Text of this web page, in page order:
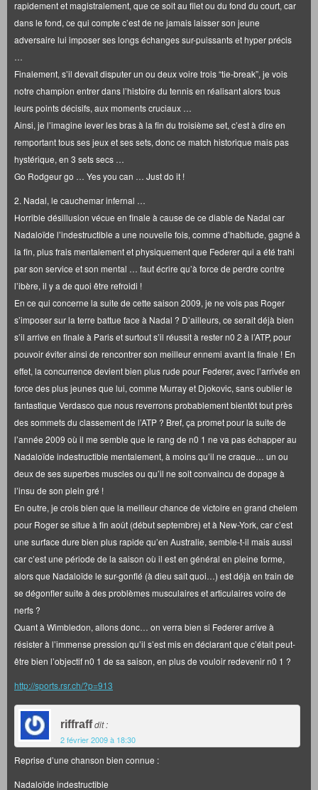
rapidement et magistralement, que ce soit au filet ou du fond du court, car
dans le fond, ce qui compte c’est de ne jamais laisser son jeune
adversaire lui imposer ses longs échanges sur-puissants et hyper précis
…
Finalement, s’il devait disputer un ou deux voire trois “tie-break”, je vois
notre champion entrer dans l’histoire du tennis en réalisant alors tous
leurs points décisifs, aux moments cruciaux …
Ainsi, je l’imagine lever les bras à la fin du troisième set, c’est à dire en
remportant tous ses jeux et ses sets, donc ce match historique mais pas
hystérique, en 3 sets secs …
Go Rodgeur go … Yes you can … Just do it !
2. Nadal, le cauchemar infernal …
Horrible désillusion vécue en finale à cause de ce diable de Nadal car
Nadaloïde l’indestructible a une nouvelle fois, comme d’habitude, gagné à
la fin, plus frais mentalement et physiquement que Federer qui a été trahi
par son service et son mental … faut écrire qu’à force de perdre contre
l’ibère, il y a de quoi être refroidi !
En ce qui concerne la suite de cette saison 2009, je ne vois pas Roger
s’imposer sur la terre battue face à Nadal ? D’ailleurs, ce serait déjà bien
s’il arrive en finale à Paris et surtout s’il réussit à rester n0 2 à l’ATP, pour
pouvoir éviter ainsi de rencontrer son meilleur ennemi avant la finale ! En
effet, la concurrence devient bien plus rude pour Federer, avec l’arrivée en
force des plus jeunes que lui, comme Murray et Djokovic, sans oublier le
fantastique Verdasco que nous reverrons probablement bientôt tout près
des sommets du classement de l’ATP ? Bref, ça promet pour la suite de
l’année 2009 où il me semble que le rang de n0 1 ne va pas échapper au
Nadaloïde indestructible mentalement, à moins qu’il ne craque… un ou
deux de ses superbes muscles ou qu’il ne soit convaincu de dopage à
l’insu de son plein gré !
En outre, je crois bien que la meilleur chance de victoire en grand chelem
pour Roger se situe à fin août (début septembre) et à New-York, car c’est
une surface dure bien plus rapide qu’en Australie, semble-t-il mais aussi
car c’est une période de la saison où il est en général en pleine forme,
alors que Nadaloïde le sur-gonflé (à dieu sait quoi…) est déjà en train de
se dégonfler suite à des problèmes musculaires et articulaires voire de
nerfs ?
Quant à Wimbledon, allons donc… on verra bien si Federer arrive à
résister à l’immense pression qu’il s’est mis en déclarant que c’était peut-
être bien l’objectif n0 1 de sa saison, en plus de vouloir redevenir n0 1 ?
http://sports.rsr.ch/?p=913
riffraffdit :
2 février 2009 à 18:30
Reprise d’une chanson bien connue :
Nadaloïde indestructible